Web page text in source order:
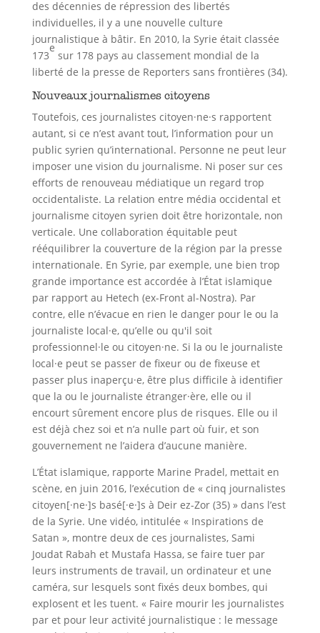
des décennies de répression des libertés
individuelles, il y a une nouvelle culture
journalistique à bâtir. En 2010, la Syrie était classée
173
e
sur 178 pays au classement mondial de la
liberté de la presse de Reporters sans frontières (34).
Nouveaux journalismes citoyens
Toutefois, ces journalistes citoyen·ne·s rapportent
autant, si ce n’est avant tout, l’information pour un
public syrien qu’international. Personne ne peut leur
imposer une vision du journalisme. Ni poser sur ces
efforts de renouveau médiatique un regard trop
occidentaliste. La relation entre média occidental et
journalisme citoyen syrien doit être horizontale, non
verticale. Une collaboration équitable peut
rééquilibrer la couverture de la région par la presse
internationale. En Syrie, par exemple, une bien trop
grande importance est accordée à l’État islamique
par rapport au Hetech (ex-Front al-Nostra). Par
contre, elle n’évacue en rien le danger pour le ou la
journaliste local·e, qu’elle ou qu'il soit
professionnel·le ou citoyen·ne. Si la ou le journaliste
local·e peut se passer de fixeur ou de fixeuse et
passer plus inaperçu·e, être plus difficile à identifier
que la ou le journaliste étranger·ère, elle ou il
encourt sûrement encore plus de risques. Elle ou il
est déjà chez soi et n’a nulle part où fuir, et son
gouvernement ne l’aidera d’aucune manière.
L’État islamique, rapporte Marine Pradel, mettait en
scène, en juin 2016, l’exécution de « cinq journalistes
citoyen[·ne·]s basé[·e·]s à Deir ez-Zor (35) » dans l’est
de la Syrie. Une vidéo, intitulée « Inspirations de
Satan », montre deux de ces journalistes, Sami
Joudat Rabah et Mustafa Hassa, se faire tuer par
leurs instruments de travail, un ordinateur et une
caméra, sur lesquels sont fixés deux bombes, qui
explosent et les tuent. « Faire mourir les journalistes
par et pour leur activité journalistique : le message